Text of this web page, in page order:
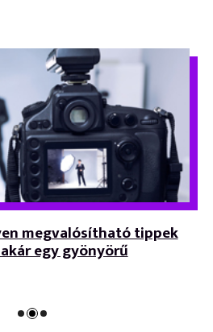
megvalósítható tippek
egy gyönyörű